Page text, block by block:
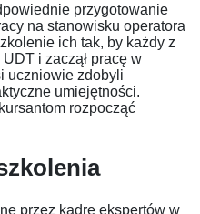
przygotowanie
na stanowisku operatora
ich tak, by każdy z
i zaczął pracę w
uczniowie zdobyli
umiejętności.
rozpocząć
przez kadrę ekspertów w